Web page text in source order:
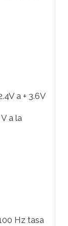
a + 3.6V
a la
Hz tasa